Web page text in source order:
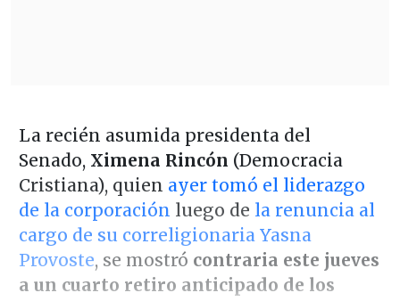
La recién asumida presidenta del
Senado, Ximena Rincón (Democracia
Cristiana), quien ayer tomó el liderazgo
de la corporación luego de la renuncia al
cargo de su correligionaria Yasna
Provoste, se mostró contraria este jueves
a un cuarto retiro anticipado de los